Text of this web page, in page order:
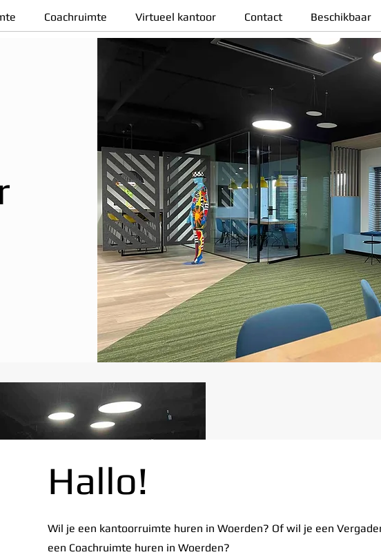
Coachruimte Virtueel kantoor Contact Beschikbaar
Hallo!
Wil je een kantoorruimte huren in Woerden? Of wil je een
een Coachruimte huren in Woerden?